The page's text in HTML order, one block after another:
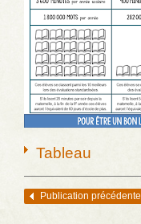
Tableau
Navigation des articles
Publication précédente